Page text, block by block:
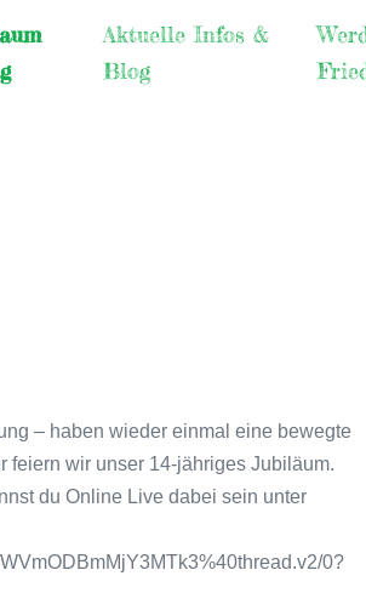
Aktuelle Infos &
Blog
– haben wieder einmal eine bewegte
feiern wir unser 14-jähriges Jubiläum.
du Online Live dabei sein unter
0?